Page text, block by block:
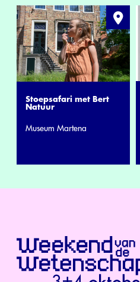
Stoepsafari met Bert
Natuur
Museum Martena